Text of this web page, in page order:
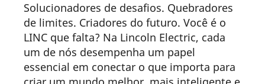
Solucionadores de desafios. Quebradores
de limites. Criadores do futuro. Você é o
LINC que falta? Na Lincoln Electric, cada
um de nós desempenha um papel
essencial em conectar o que importa para